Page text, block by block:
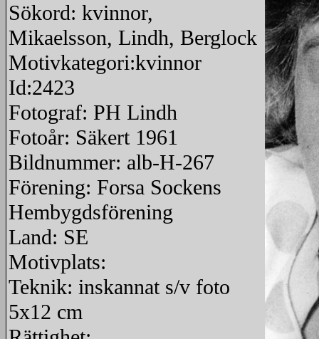
Sökord: kvinnor,
Mikaelsson, Lindh, Berglock
Motivkategori:kvinnor
Id:2423
Fotograf: PH Lindh
Fotoår: Säkert 1961
Bildnummer: alb-H-267
Förening: Forsa Sockens
Hembygdsförening
Land: SE
Motivplats:
Teknik: inskannat s/v foto
5x12 cm